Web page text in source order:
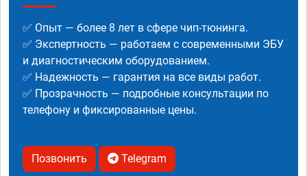
✅ Опыт — более 8 лет в сфере чип-тюнинга.
✅ Экспертность — работаем с современными ЭБУ
и диагностическим оборудованием.
✅ Надежность — гарантия на все виды работ.
✅ Прозрачность — подробные консультации по
телефону и фиксированные цены.
Позвонить Telegram